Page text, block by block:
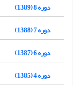
دوره 8 (1389)
دوره 7 (1388)
دوره 6 (1387)
دوره 4 (1385)